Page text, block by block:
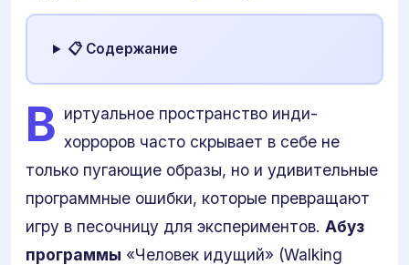
📋 Содержание
В иртуальное пространство инди-
хорроров часто скрывает в себе не
только пугающие образы, но и удивительные
программные ошибки, которые превращают
игру в песочницу для экспериментов. Абуз
программы «Человек идущий» (Walking